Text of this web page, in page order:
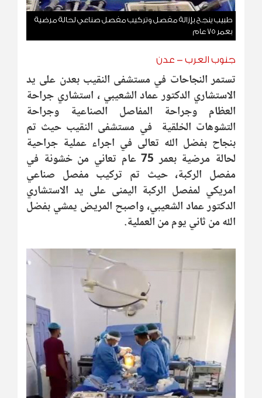
طبيب ينجح بإزالة مفصل وتركيب مفصل صناعي لحالة مرضية
بعمر 75 عام
جنوب العرب - عدن
تستمر النجاحات في مستشفى النقيب بعدن على يد
الاستشاري الدكتور عماد الشعيبي ، استشاري جراحة
العظام وجراحة المفاصل الصناعية وجراحة
التشوهات الخلقية في مستشفى النقيب حيث تم
بنجاح بفضل الله تعالى في اجراء عملية جراحية
لحالة مرضية بعمر 75 عام تعاني من خشونة في
مفصل الركبة، حيث تم تركيب مفصل صناعي
امريكي لمفصل الركبة اليمنى على يد الاستشاري
الدكتور عماد الشعيبي، واصبح المريض يمشي بفضل
الله من ثاني يوم من العملية.